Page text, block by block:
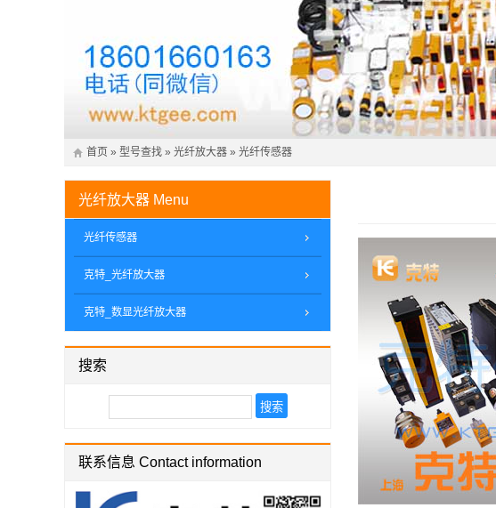
首页 » 型号查找 » 光纤放大器 » 光纤传感器
光纤放大器 Menu
光纤传感器
克特_光纤放大器
克特_数显光纤放大器
搜索
联系信息 Contact information